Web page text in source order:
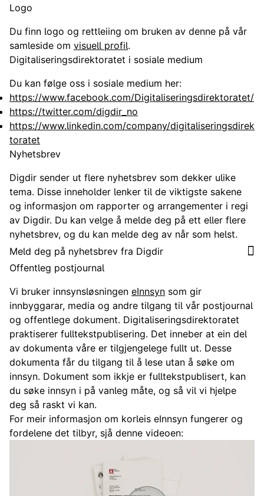
Logo
Du finn logo og rettleiing om bruken av denne på vår
samleside om visuell profil.
Digitaliseringsdirektoratet i sosiale medium
Du kan følge oss i sosiale medium her:
https://www.facebook.com/Digitaliseringsdirektoratet/
https://twitter.com/digdir_no
https://www.linkedin.com/company/digitaliseringsdirek
toratet
Nyhetsbrev
Digdir sender ut flere nyhetsbrev som dekker ulike
tema. Disse inneholder lenker til de viktigste sakene
og informasjon om rapporter og arrangementer i regi
av Digdir. Du kan velge å melde deg på ett eller flere
nyhetsbrev, og du kan melde deg av når som helst.
Meld deg på nyhetsbrev fra Digdir
Offentleg postjournal
Vi bruker innsynsløsningen eInnsyn som gir
innbyggarar, media og andre tilgang til vår postjournal
og offentlege dokument. Digitaliseringsdirektoratet
praktiserer fulltekstpublisering. Det inneber at ein del
av dokumenta våre er tilgjengelege fullt ut. Desse
dokumenta får du tilgang til å lese utan å søke om
innsyn. Dokument som ikkje er fulltekstpublisert, kan
du søke innsyn i på vanleg måte, og så vil vi hjelpe
deg så raskt vi kan.
For meir informasjon om korleis eInnsyn fungerer og
fordelene det tilbyr, sjå denne videoen: